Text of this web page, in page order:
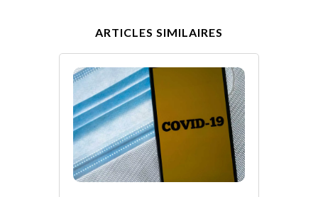
ARTICLES SIMILAIRES